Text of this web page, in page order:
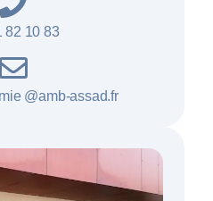
82 10 83
@amb-assad.fr